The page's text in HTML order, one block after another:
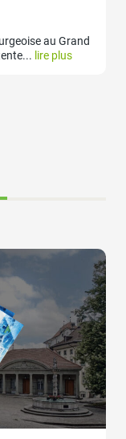
au Grand
lire plus